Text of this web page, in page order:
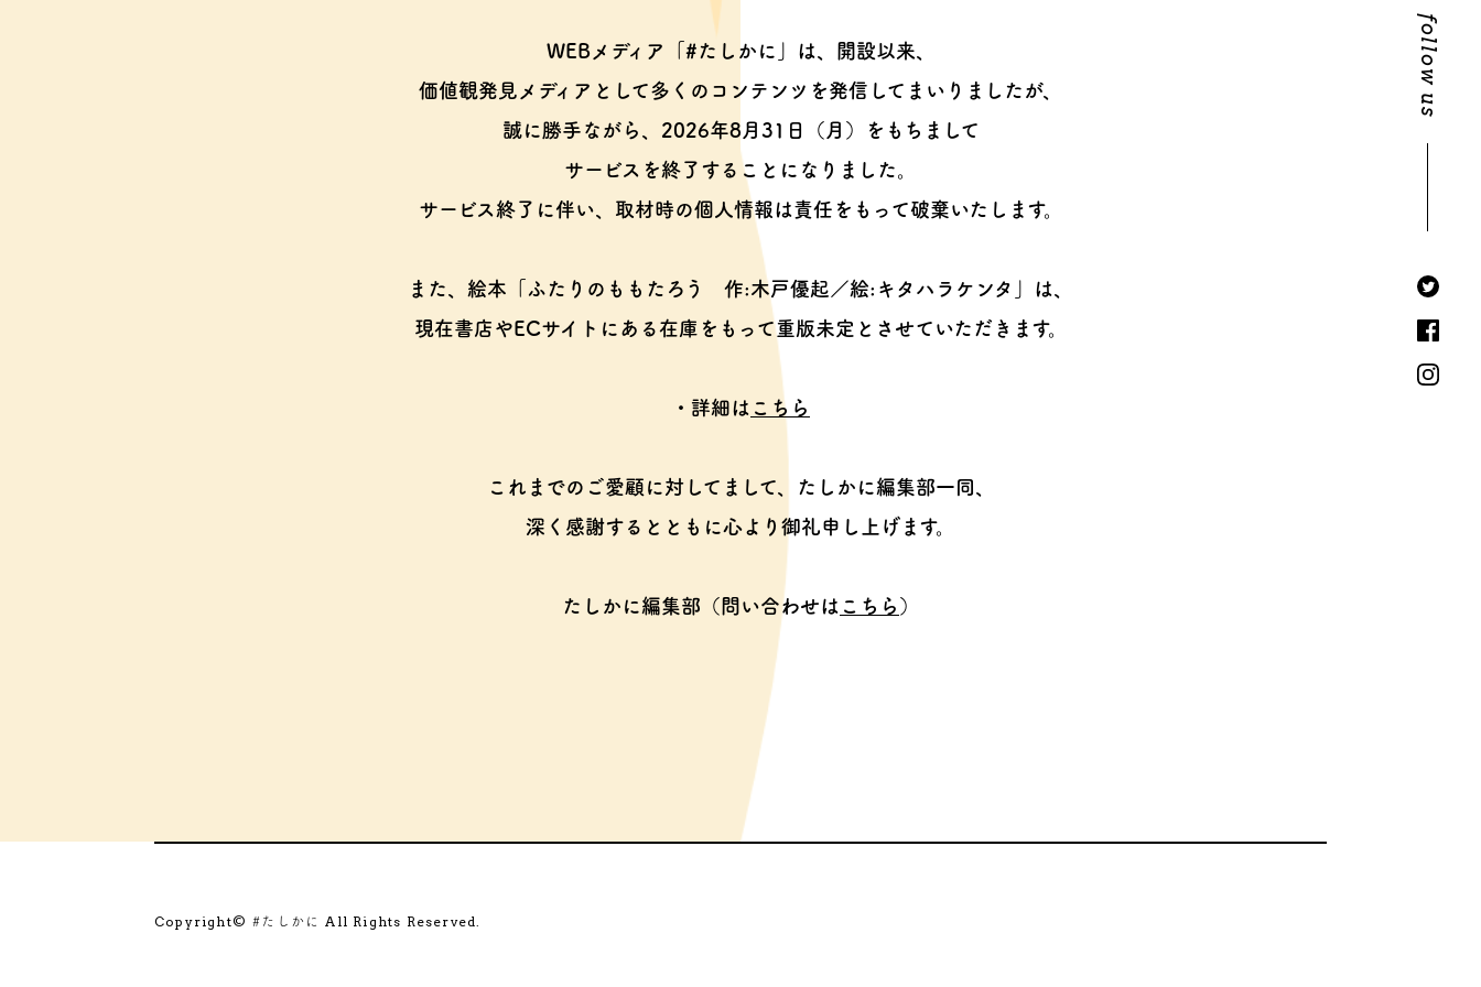
follow us
WEBメディア「#たしかに」は、開設以来、
価値観発見メディアとして多くのコンテンツを発信してまいりましたが、
誠に勝手ながら、2026年8月31日（月）をもちまして
サービスを終了することになりました。
サービス終了に伴い、取材時の個人情報は責任をもって破棄いたします。
また、絵本「ふたりのももたろう 作:木戸優起／絵:キタハラケンタ」は、
現在書店やECサイトにある在庫をもって重版未定とさせていただきます。
・詳細は こちら
これまでのご愛顧に対してまして、
たしかに編集部一同、
深く感謝するとともに心より御礼申し上げます。
たしかに編集部（問い合わせは こちら ）
Copyright© #たしかに All Rights Reserved.